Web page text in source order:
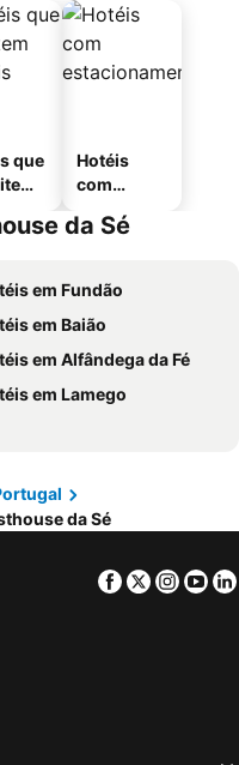
que
Hotéis
com
mento
da Sé
em Fundão
em Baião
em Alfândega da Fé
em Lamego
da Sé
Facebook
Twitter